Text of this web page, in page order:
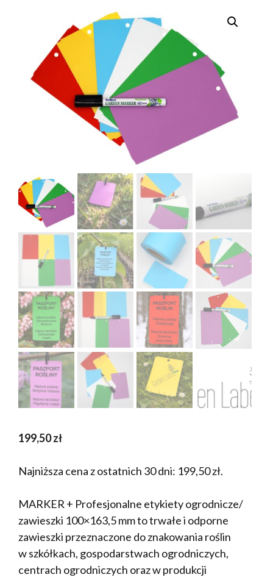
199,50zł
Najniższa cena z ostatnich 30 dni: 199,50zł.
MARKER + Profesjonalne etykiety ogrodnicze/
zawieszki 100×163,5 mm to trwałe i odporne
zawieszki przeznaczone do znakowania roślin
w szkółkach, gospodarstwach ogrodniczych,
centrach ogrodniczych oraz w produkcji